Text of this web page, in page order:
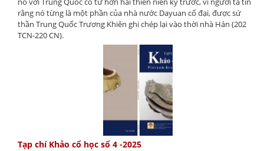
rằng nó từng là một phần của nhà nước Dayuan cổ đại, được sứ
thần Trung Quốc Trương Khiên ghi chép lại vào thời nhà Hán (202
TCN-220 CN).
Tạp chí Khảo cổ học số 4 -2025